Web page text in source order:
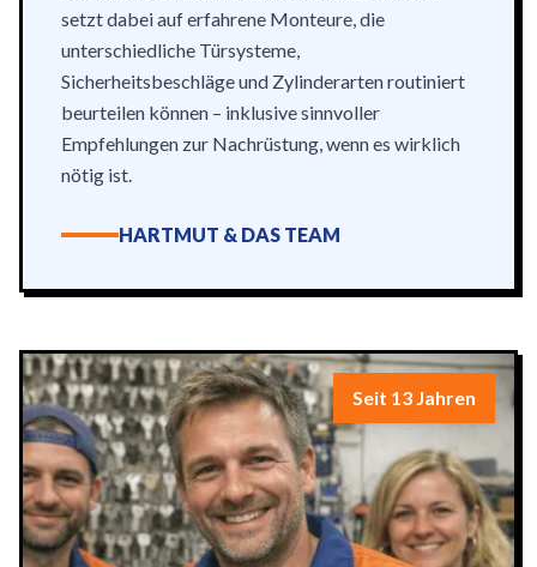
setzt dabei auf erfahrene Monteure, die
unterschiedliche Türsysteme,
Sicherheitsbeschläge und Zylinderarten routiniert
beurteilen können – inklusive sinnvoller
Empfehlungen zur Nachrüstung, wenn es wirklich
nötig ist.
HARTMUT & DAS TEAM
Seit 13 Jahren